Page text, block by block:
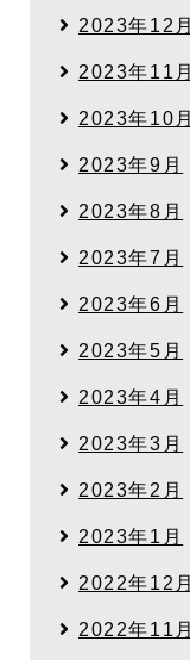
2023年12月
2023年11月
2023年10月
2023年9月
2023年8月
2023年7月
2023年6月
2023年5月
2023年4月
2023年3月
2023年2月
2023年1月
2022年12月
2022年11月